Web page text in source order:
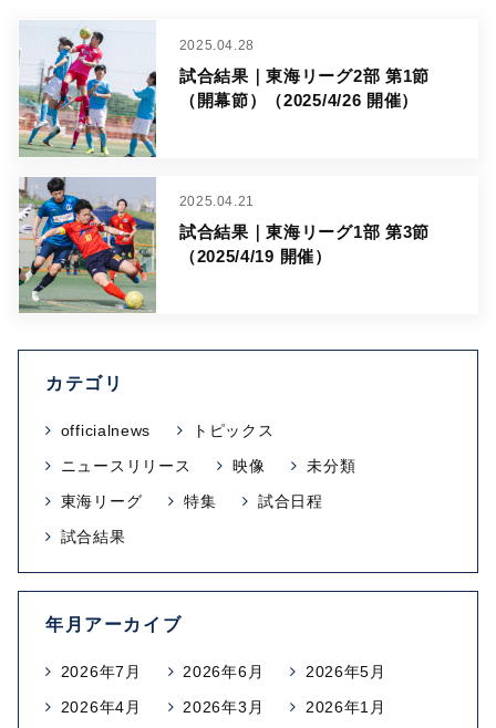
2025.04.28
試合結果｜東海リーグ2部 第1節
（開幕節）（2025/4/26 開催）
2025.04.21
試合結果｜東海リーグ1部 第3節
（2025/4/19 開催）
カテゴリ
officialnews
トピックス
ニュースリリース
映像
未分類
東海リーグ
特集
試合日程
試合結果
年月アーカイブ
2026年7月 2026年6月
2026年5月
2026年4月
2026年3月
2026年1月